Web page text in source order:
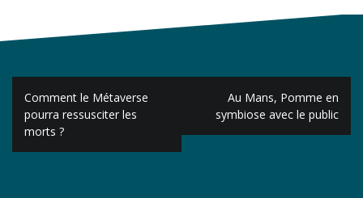
Navigation
de
l’article
Comment le Métaverse
pourra ressusciter les
morts ?
Au Mans, Pomme en
symbiose avec le public